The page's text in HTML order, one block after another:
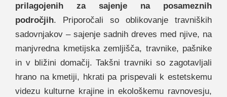
prilagojenih za sajenje na posameznih
področjih. Priporočali so oblikovanje travniških
sadovnjakov – sajenje sadnih dreves med njive, na
manjvredna kmetijska zemljišča, travnike, pašnike
in v bližini domačij. Takšni travniki so zagotavljali
hrano na kmetiji, hkrati pa prispevali k estetskemu
videzu kulturne krajine in ekološkemu ravnovesju,